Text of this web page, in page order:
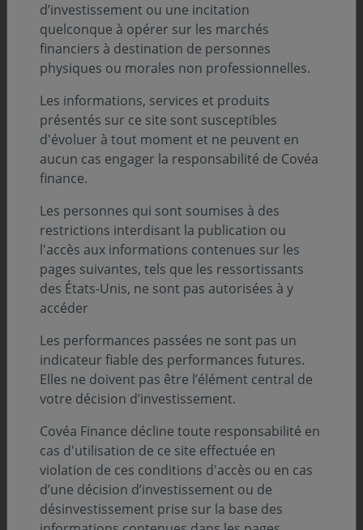
05 août 2026
Environnement économique - Juillet 2026
Les banques centrales privilégient l’attentisme
PERSPECTIVES ÉCONOMIQUES ET FINANCIÈRES
d’investissement ou une incitation
quelconque à opérer sur les marchés
financiers à destination de personnes
physiques ou morales non professionnelles.
Les informations, services et produits
présentés sur ce site sont susceptibles
d'évoluer à tout moment et ne peuvent en
aucun cas engager la responsabilité de Covéa
finance.
Les personnes qui sont soumises à des
restrictions interdisant la publication ou
l'accès aux informations contenues sur les
pages suivantes, tels que les ressortissants
des États-Unis, ne sont pas autorisées à y
accéder
Les performances passées ne sont pas un
indicateur fiable des performances futures.
Elles ne doivent pas être l’élément central de
votre décision d’investissement.
Covéa Finance décline toute responsabilité en
cas d'utilisation de ce site effectuée en
violation de ces conditions d'accès ou en cas
d’une décision d’investissement ou de
désinvestissement prise sur la base des